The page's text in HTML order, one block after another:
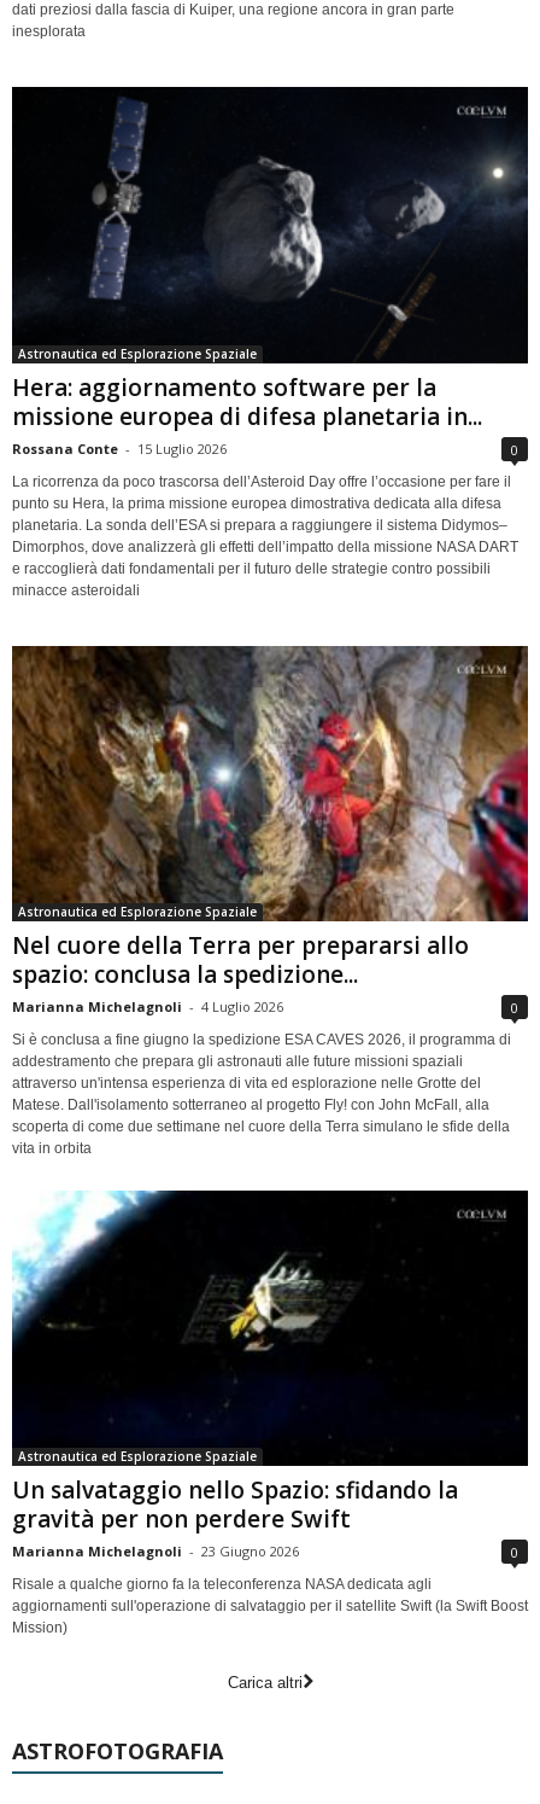
dati preziosi dalla fascia di Kuiper, una regione ancora in gran parte
inesplorata
Astronautica ed Esplorazione Spaziale
Hera: aggiornamento software per la
missione europea di difesa planetaria in...
Rossana Conte - 15 Luglio 2026 0
La ricorrenza da poco trascorsa dell’Asteroid Day offre l’occasione per fare il
punto su Hera, la prima missione europea dimostrativa dedicata alla difesa
planetaria. La sonda dell’ESA si prepara a raggiungere il sistema Didymos–
Dimorphos, dove analizzerà gli effetti dell’impatto della missione NASA DART
e raccoglierà dati fondamentali per il futuro delle strategie contro possibili
minacce asteroidali
Astronautica ed Esplorazione Spaziale
Nel cuore della Terra per prepararsi allo
spazio: conclusa la spedizione...
Marianna Michelagnoli - 4 Luglio 2026 0
Si è conclusa a fine giugno la spedizione ESA CAVES 2026, il programma di
addestramento che prepara gli astronauti alle future missioni spaziali
attraverso un'intensa esperienza di vita ed esplorazione nelle Grotte del
Matese. Dall'isolamento sotterraneo al progetto Fly! con John McFall, alla
scoperta di come due settimane nel cuore della Terra simulano le sfide della
vita in orbita
Astronautica ed Esplorazione Spaziale
Un salvataggio nello Spazio: sfidando la
gravità per non perdere Swift
Marianna Michelagnoli - 23 Giugno 2026 0
Risale a qualche giorno fa la teleconferenza NASA dedicata agli
aggiornamenti sull'operazione di salvataggio per il satellite Swift (la Swift Boost
Mission)
Carica altri
ASTROFOTOGRAFIA